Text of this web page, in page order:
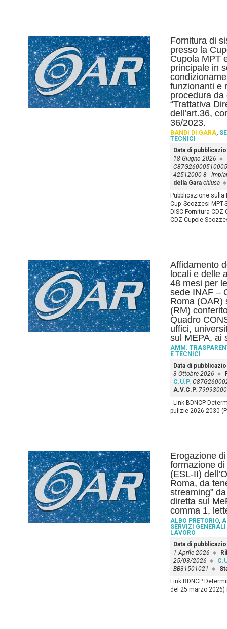
Fornitura di
presso la
Cupola MPT
principale in
funzionanti e
procedura
“Trattativa
dell’art.36,
36/2023.
BANDI DI GARA,
TECNICI
Data di
18 Giugno 2026
C87G26000510005
42512000-8 -
della Gara chiusa
Pubblicazione sulla
Cup_Scozzesi-
DISC-Fornitura CDZ
CDZ Cupole
Affidamento
locali e delle
48 mesi per
sede INAF –
Roma (OAR)
(RM)
Quadro
uffici,
sul MEPA, ai
AMM.
E TECNICI
Data di
3 Ottobre 2026
C.U.P.
A.V.C.P.
Link BDNCP
pulizie 2026-2030
Erogazione
formazione
(ESL-II)
Roma, da
streaming”
diretta sul
comma 1,
ALBO PRETORIO,
SERVIZI
LAVORO
Data di
1 Aprile 2026
25/03/2026
BB31501021
Link BDNCP
del 25 marzo 2026)